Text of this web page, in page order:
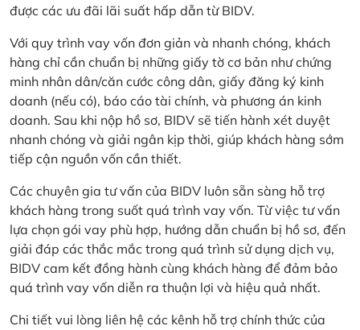
được các ưu đãi lãi suất hấp dẫn từ BIDV.
Với quy trình vay vốn đơn giản và nhanh chóng, khách
hàng chỉ cần chuẩn bị những giấy tờ cơ bản như chứng
minh nhân dân/căn cước công dân, giấy đăng ký kinh
doanh (nếu có), báo cáo tài chính, và phương án kinh
doanh. Sau khi nộp hồ sơ, BIDV sẽ tiến hành xét duyệt
nhanh chóng và giải ngân kịp thời, giúp khách hàng sớm
tiếp cận nguồn vốn cần thiết.
Các chuyên gia tư vấn của BIDV luôn sẵn sàng hỗ trợ
khách hàng trong suốt quá trình vay vốn. Từ việc tư vấn
lựa chọn gói vay phù hợp, hướng dẫn chuẩn bị hồ sơ, đến
giải đáp các thắc mắc trong quá trình sử dụng dịch vụ,
BIDV cam kết đồng hành cùng khách hàng để đảm bảo
quá trình vay vốn diễn ra thuận lợi và hiệu quả nhất.
Chi tiết vui lòng liên hệ các kênh hỗ trợ chính thức của